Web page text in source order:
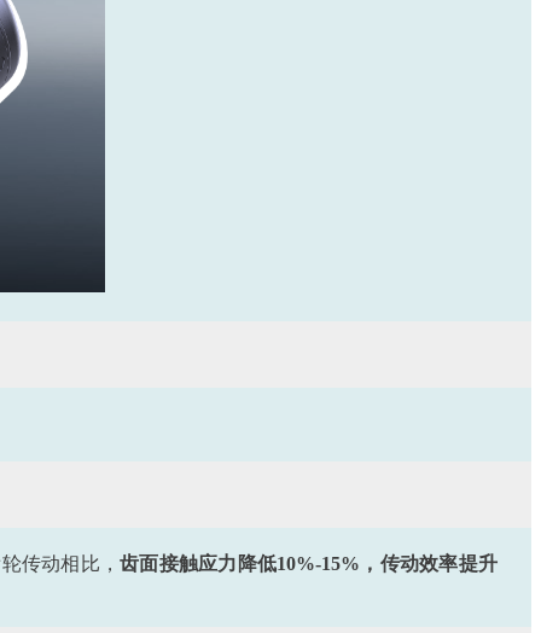
传动相比，齿面接触应力降低10%-15%，传动效率提升